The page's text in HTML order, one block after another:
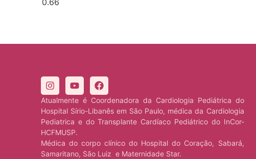
Atualmente é Coordenadora da Cardiologia Pediátrica do
Hospital Sírio-Libanês em São Paulo, médica da Cardiologia
Pediatrica e do Transplante Cardíaco Pediátrico do InCor-
HCFMUSP.
Médica do corpo clínico do Hospital do Coração, Sabará,
Samaritano, São Luiz e Maternidade Star.